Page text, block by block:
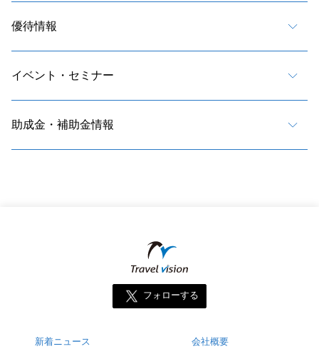
優待情報
イベント・セミナー
助成金・補助金情報
フォローする
新着ニュース
会社概要